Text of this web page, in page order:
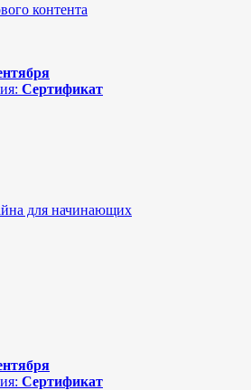
контента
Сертификат
для начинающих
Сертификат